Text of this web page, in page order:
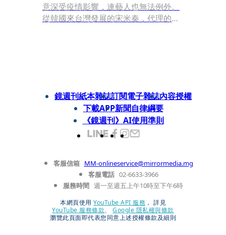
意深受疫情影響，連藝人也無法例外。
從韓國來台灣發展的宋米秦，代理的韓
鏡週刊紙本雜誌訂閱電子雜誌內容授權
下載APP新聞自律綱要
《鏡週刊》AI使用準則
客服信箱 MM-onlineservice@mirrormedia.mg
客服電話 02-6633-3966
服務時間 週一至週五上午10時至下午6時
本網頁使用 YouTube API 服務 ， 詳見
YouTube 服務條款、
Google 隱私權與條款
瀏覽此頁面即代表您同意上述授權條款及細則